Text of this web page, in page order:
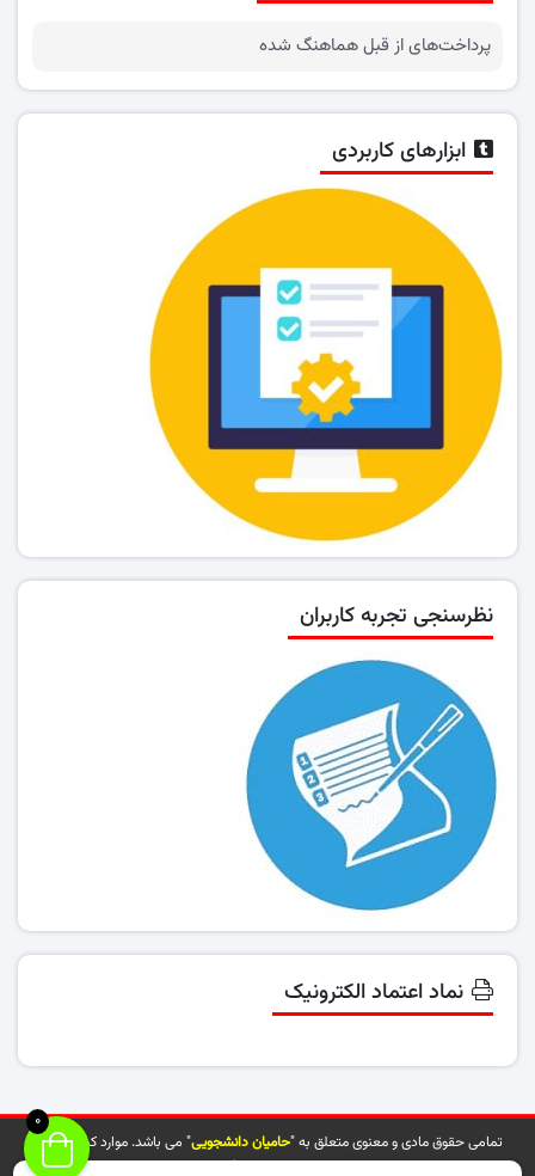
پرداخت‌های از قبل هماهنگ شده
ابزارهای کاربردی
نظرسنجی تجربه کاربران
نماد اعتماد الکترونیک
تمامی حقوق مادی و معنوی متعلق به "حامیان دانشجویی" می باشد. موارد کپی شده از
0